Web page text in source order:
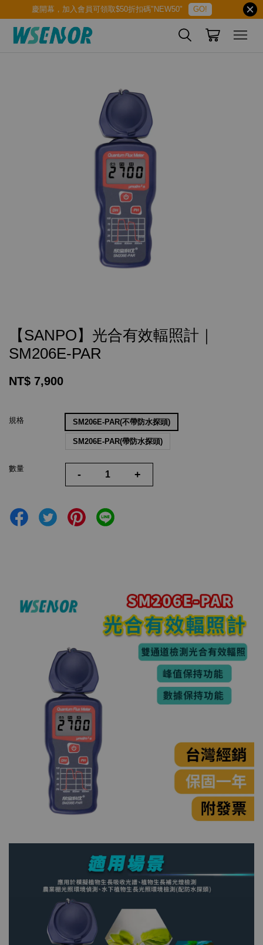
慶開幕，加入會員可領取$50折扣碼"NEW50" GO!
【SANPO】光合有效輻照計｜
SM206E-PAR
NT$ 7,900
規格 SM206E-PAR(不帶防水探頭)
SM206E-PAR(帶防水探頭)
數量
- +